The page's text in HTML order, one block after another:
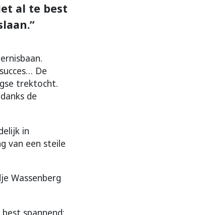
al te best
De
trektocht.
de
in
van een steile
Wassenberg
spannend;